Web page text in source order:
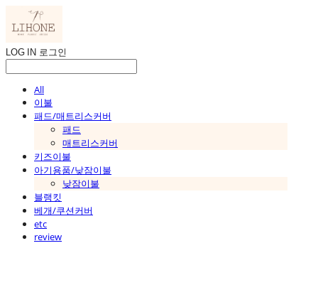
LOG IN 로그인
All
이불
패드/매트리스커버
패드
매트리스커버
키즈이불
아기용품/낮잠이불
낮잠이불
블랭킷
베개/쿠션커버
etc
review